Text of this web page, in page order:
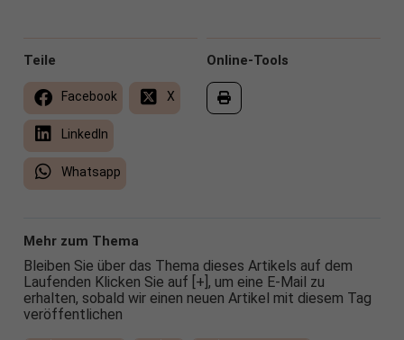
Online-Tools
Teile
Facebook X
LinkedIn
Whatsapp
Mehr zum Thema
Bleiben Sie über das Thema dieses Artikels auf dem
Laufenden Klicken Sie auf [+], um eine E-Mail zu
erhalten, sobald wir einen neuen Artikel mit diesem Tag
veröffentlichen